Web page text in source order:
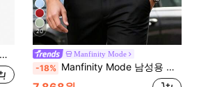
20
Manfinity Mode
-18% Manfinity Mode 남성용 솔리드 컬러 싱글 브레스트 캐주얼 버서타일 일상 착용 긴팔 셔츠